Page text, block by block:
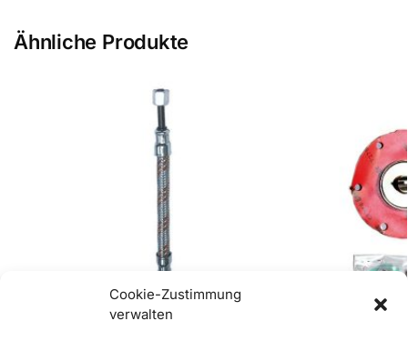
Cookie-Zustimmung
verwalten
Ähnliche Produkte